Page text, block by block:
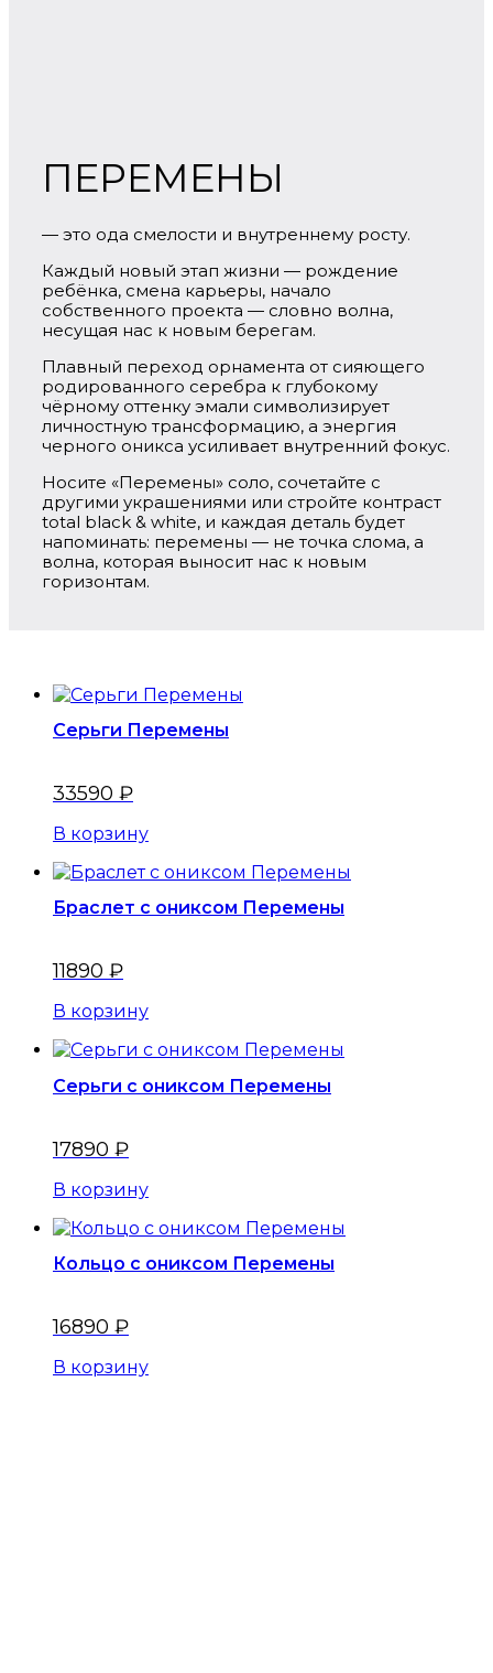
ПЕРЕМЕНЫ
— это ода смелости и внутреннему росту.
Каждый новый этап жизни — рождение
ребёнка, смена карьеры, начало
собственного проекта — словно волна,
несущая нас к новым берегам.
Плавный переход орнамента от сияющего
родированного серебра к глубокому
чёрному оттенку эмали символизирует
личностную трансформацию, а энергия
черного оникса усиливает внутренний фокус.
Носите «Перемены» соло, сочетайте с
другими украшениями или стройте контраст
total black & white, и каждая деталь будет
напоминать: перемены — не точка слома, а
волна, которая выносит нас к новым
горизонтам.
Серьги Перемены
33590 ₽
В корзину
Браслет с ониксом Перемены
11890 ₽
В корзину
Серьги с ониксом Перемены
17890 ₽
В корзину
Кольцо с ониксом Перемены
16890 ₽
В корзину